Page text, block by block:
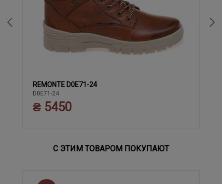
36 37 38 39
REMONTE D0E71-24
D0E71-24
₴ 5450
С ЭТИМ ТОВАРОМ ПОКУПАЮТ